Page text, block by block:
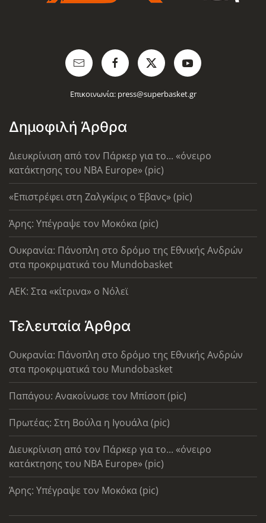
Επικοινωνία: press@superbasket.gr
Δημοφιλή Άρθρα
Διευκρίνιση από τον Πάρκερ για το... «όνειρο
κατάκτησης του ΝΒΑ Europe» (pic)
«Επιστρέφει στη Ζαλγκίρις ο Έβανς» (pic)
Άρης: Υπέγραψε τον Μοκόκα (pic)
Ουκρανία: Πάνοπλη στο δρόμο της Εθνικής Ανδρών
στα προκριματικά του Mundobasket
AEK: Στα «κίτρινα» ο Νόλεϊ
Τελευταία Άρθρα
Ουκρανία: Πάνοπλη στο δρόμο της Εθνικής Ανδρών
στα προκριματικά του Mundobasket
Παπάγου: Ανακοίνωσε τον Μπίσοπ (pic)
Πρωτέας: Στη Βούλα η Ιγουάλα (pic)
Διευκρίνιση από τον Πάρκερ για το... «όνειρο
κατάκτησης του ΝΒΑ Europe» (pic)
Άρης: Υπέγραψε τον Μοκόκα (pic)